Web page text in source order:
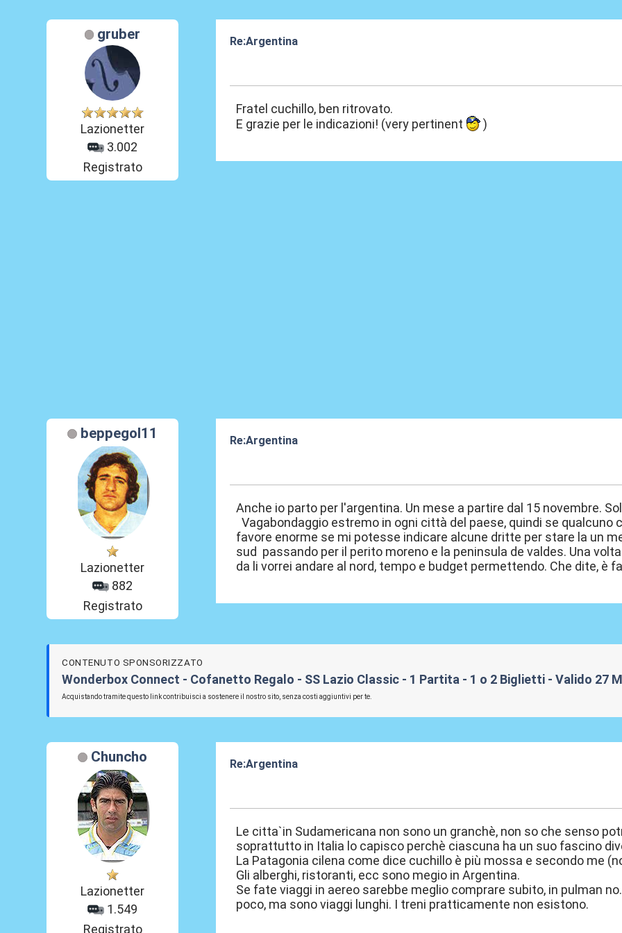
gruber
Lazionetter
3.002
Registrato
Re:Argentina
Fratel cuchillo, ben ritrovato.
E grazie per le indicazioni! (very pertinent
)
beppegol11
Lazionetter
882
Registrato
Re:Argentina
Anche io parto per l'argentina. Un mese a partire dal 15 novembre.
Vagabondaggio estremo in ogni città del paese, quindi se qualcuno
favore enorme se mi potesse indicare alcune dritte per stare la un
sud passando per il perito moreno e la peninsula de valdes. Una
da li vorrei andare al nord, tempo e budget permettendo. Che dite, è
CONTENUTO SPONSORIZZATO
Wonderbox Connect - Cofanetto Regalo - SS Lazio Classic - 1 Partita - 1 o 2 Biglietti - Valido 27
Acquistando tramite questo link contribuisci a sostenere il nostro sito, senza costi aggiuntivi per te.
Chuncho
Lazionetter
1.549
Registrato
Re:Argentina
Le citta`in Sudamericana non sono un granchè, non so che senso
soprattutto in Italia lo capisco perchè ciascuna ha un suo fascino
La Patagonia cilena come dice cuchillo è più mossa e secondo me
Gli alberghi, ristoranti, ecc sono megio in Argentina.
Se fate viaggi in aereo sarebbe meglio comprare subito, in pulman
poco, ma sono viaggi lunghi. I treni pratticamente non esistono.